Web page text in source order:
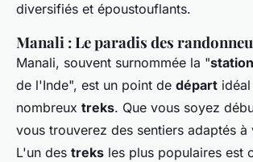
diversifiés et époustouflants.
Manali : Le paradis des
Manali, souvent surnommée la "
de l'Inde", est un point de départ
nombreux treks. Que vous soyez
vous trouverez des sentiers adaptés à
L'un des treks les plus populaires est